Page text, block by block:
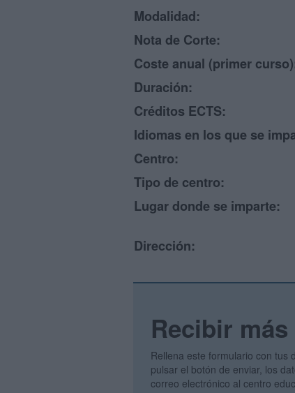
Modalidad:
Nota de Corte:
Coste anual (primer
Duración:
Créditos ECTS:
Idiomas en los que se
Centro:
Tipo de centro:
Lugar donde se imparte:
Dirección:
Recibir
Rellena este formulario con tus
pulsar el botón de enviar, los
correo electrónico al centro